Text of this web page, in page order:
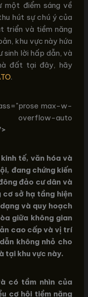
một điểm sáng về
hút sự chú ý của
triển và tiềm năng
khu vực này hứa
sinh lời hấp dẫn, và
đất tại đây, hãy
.
max-w-
auto
tế, văn hóa và
đang chứng kiến
đảo cư dân và
cơ sở hạ tầng hiện
và quy hoạch
giữa không gian
cao cấp và vị trí
không nhỏ cho
tại khu vực này.
có tầm nhìn của
cơ hội tiềm năng